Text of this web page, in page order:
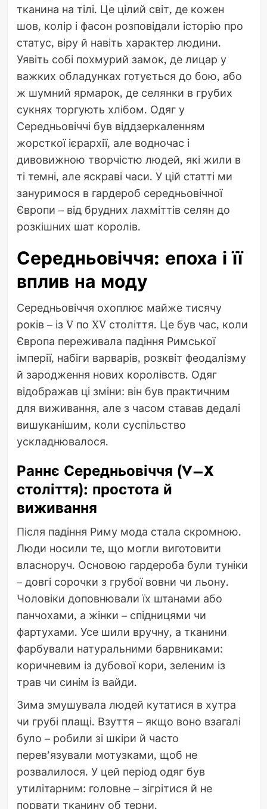
тканина на тілі. Це цілий світ, де кожен
шов, колір і фасон розповідали історію про
статус, віру й навіть характер людини.
Уявіть собі похмурий замок, де лицар у
важких обладунках готується до бою, або
ж шумний ярмарок, де селянки в грубих
сукнях торгують хлібом. Одяг у
Середньовіччі був віддзеркаленням
жорсткої ієрархії, але водночас і
дивовижною творчістю людей, які жили в
ті темні, але яскраві часи. У цій статті ми
зануримося в гардероб середньовічної
Європи – від брудних лахміттів селян до
розкішних шат королів.
Середньовіччя: епоха і її
вплив на моду
Середньовіччя охоплює майже тисячу
років – із V по XV століття. Це був час, коли
Європа переживала падіння Римської
імперії, набіги варварів, розквіт феодалізму
й зародження нових королівств. Одяг
відображав ці зміни: він був практичним
для виживання, але з часом ставав дедалі
вишуканішим, коли суспільство
ускладнювалося.
Раннє Середньовіччя (V–X
століття): простота й
виживання
Після падіння Риму мода стала скромною.
Люди носили те, що могли виготовити
власноруч. Основою гардероба були туніки
– довгі сорочки з грубої вовни чи льону.
Чоловіки доповнювали їх штанами або
панчохами, а жінки – спідницями чи
фартухами. Усе шили вручну, а тканини
фарбували натуральними барвниками:
коричневим із дубової кори, зеленим із
трав чи синім із вайди.
Зима змушувала людей кутатися в хутра
чи грубі плащі. Взуття – якщо воно взагалі
було – робили зі шкіри й часто
перев’язували мотузками, щоб не
розвалилося. У цей період одяг був
утилітарним: головне – зігрітися й не
порвати тканину об терни.